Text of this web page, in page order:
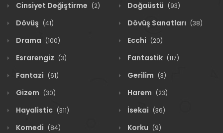
Cinsiyet Değiştirme (2) Doğaüstü (93)
Dövüş (41) Dövüş Sanatları (38)
Drama (100) Ecchi (20)
Esrarengiz (3) Fantastik (117)
Fantazi (61) Gerilim (3)
Gizem (30) Harem (23)
Hayalistic (311) İsekai (36)
Komedi (84) Korku (9)